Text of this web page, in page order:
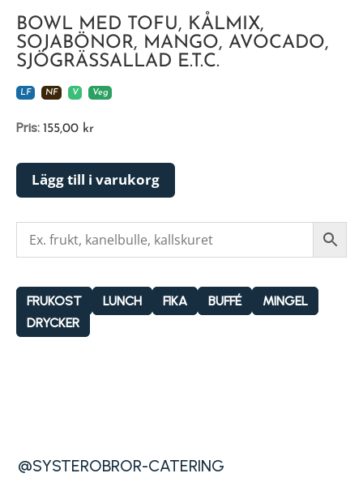
BOWL MED TOFU, KÅLMIX,
SOJABÖNOR, MANGO, AVOCADO,
SJÖGRÄSSALLAD E.T.C.
LF NF V Veg
Pris: 155,00 kr
Lägg till i varukorg
FRUKOST LUNCH FIKA BUFFÉ
MINGEL
DRYCKER
@SYSTEROBROR-CATERING